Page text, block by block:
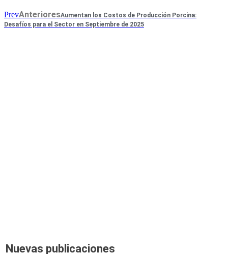
PrevAnterioresAumentan los Costos de Producción Porcina:
Desafíos para el Sector en Septiembre de 2025
Nuevas publicaciones